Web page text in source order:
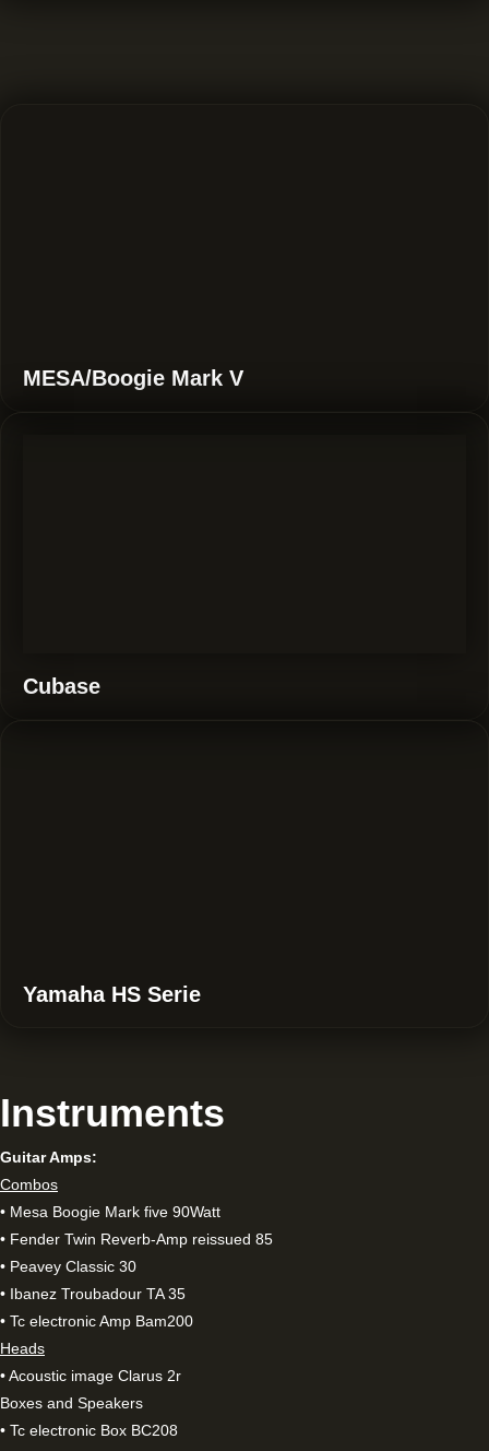
MESA/Boogie Mark V
Cubase
Yamaha HS Serie
Instruments​
Guitar Amps:
Combos
• Mesa Boogie Mark five 90Watt
• Fender Twin Reverb-Amp reissued 85
• Peavey Classic 30
• Ibanez Troubadour TA 35
• Tc electronic Amp Bam200
Heads
• Acoustic image Clarus 2r
Boxes and Speakers
• Tc electronic Box BC208